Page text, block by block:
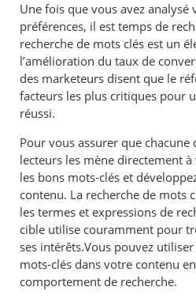
Une fois que vous avez analysé
préférences, il est temps de
recherche de mots clés est un
l’amélioration du taux de
des marketeurs disent que le
facteurs les plus critiques pour
réussi.
Pour vous assurer que chacune
lecteurs les mène directement
les bons mots-clés et
contenu. La recherche de mots
les termes et expressions de
cible utilise couramment pour
ses intérêts.Vous pouvez
mots-clés dans votre contenu
comportement de recherche.